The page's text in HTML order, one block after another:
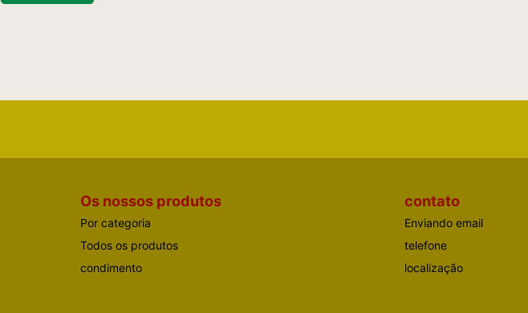
Os nossos produtos
Por categoria
Todos os produtos
condimento
contato
Enviando email
telefone
localização